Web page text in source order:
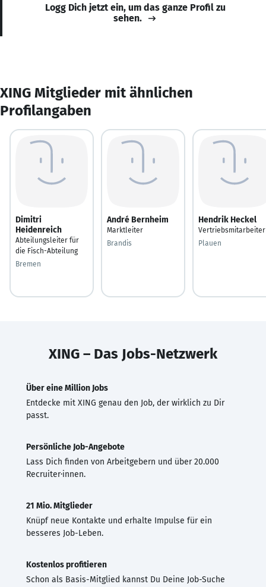
Logg Dich jetzt ein, um das ganze Profil zu
sehen.
XING Mitglieder mit ähnlichen
Profilangaben
Dimitri
Heidenreich
Abteilungsleiter für
die Fisch-Abteilung
Bremen
André Bernheim
Marktleiter
Brandis
Hendrik Heckel
Vertriebsmitarbeiter
Plauen
XING – Das Jobs-Netzwerk
Über eine Million Jobs
Entdecke mit XING genau den Job, der wirklich zu Dir
passt.
Persönliche Job-Angebote
Lass Dich finden von Arbeitgebern und über 20.000
Recruiter·innen.
21 Mio. Mitglieder
Knüpf neue Kontakte und erhalte Impulse für ein
besseres Job-Leben.
Kostenlos profitieren
Schon als Basis-Mitglied kannst Du Deine Job-Suche